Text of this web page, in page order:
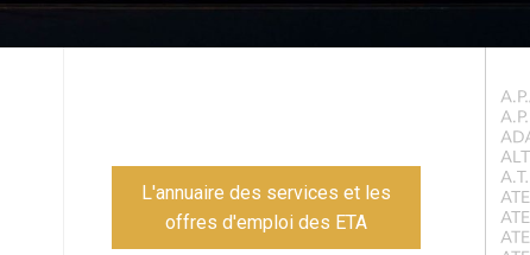
L'annuaire des services et les
offres d'emploi des ETA